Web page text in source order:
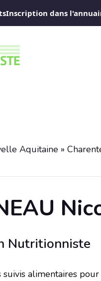
Inscription dans
Aquitaine »
Nutritionniste
suivis alimentaires